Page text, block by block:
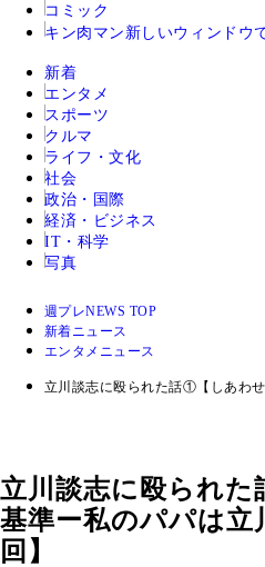
コミック
キン肉マン 新しいウィンドウ
新着
エンタメ
スポーツ
クルマ
ライフ・文化
社会
政治・国際
経済・ビジネス
IT・科学
写真
週プレNEWS TOP
新着ニュース
エンタメニュース
立川談志に殴られた話①【しあわ
立川談志に殴られ
基準ー私のパパは
回】